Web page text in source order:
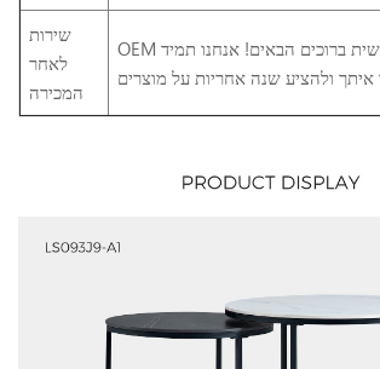
שירות
לאחר
המכירה
OEM ובנוי בהתאמה אישית ברוכים הבאים! אנחנו תמיד